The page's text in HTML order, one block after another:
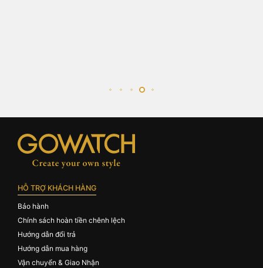
HỖ TRỢ KHÁCH HÀNG
Bảo hành
Chính sách hoàn tiền chênh lệch
Hướng dẫn đổi trả
Hướng dẫn mua hàng
Vận chuyển & Giao Nhận